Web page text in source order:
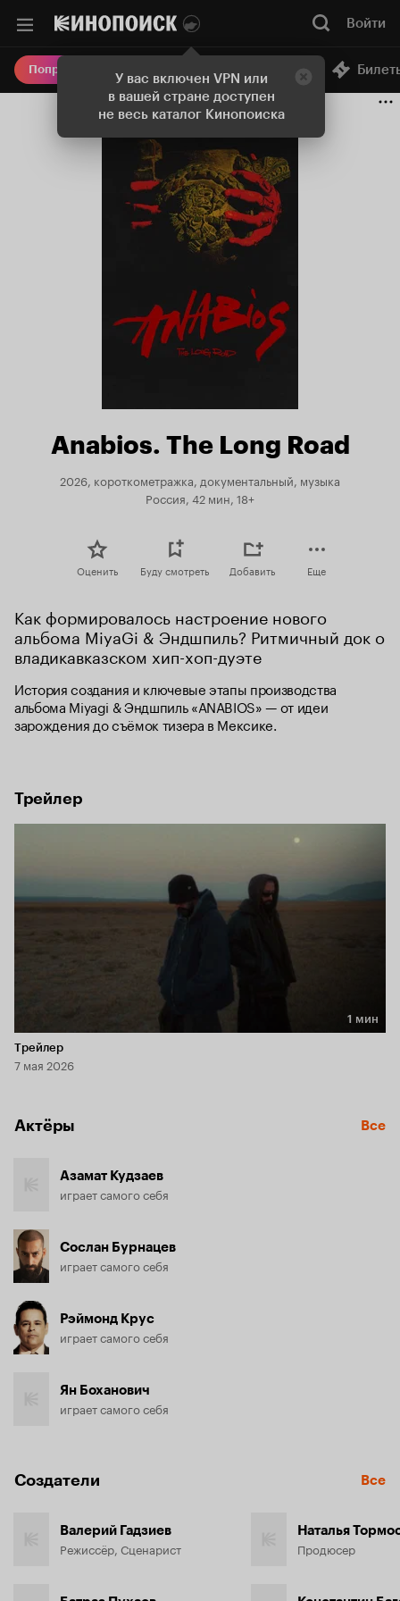
У вас включен VPN или
в вашей стране доступен
не весь каталог Кинопоиска
Войти
Попробовать Плюс Онлайн-кинотеатр
Anabios. The Long Road
2026, короткометражка, документальный, музыка
Россия, 42 мин, 18+
Оценить Буду смотреть Добавить Еще
Как формировалось настроение нового
альбома MiyaGi & Эндшпиль? Ритмичный док о
владикавказском хип-хоп-дуэте
История создания и ключевые этапы производства
альбома Miyagi & Эндшпиль «ANABIOS» — от идеи
зарождения до съёмок тизера в Мексике.
Трейлер
Длительность 1 мин
1 мин
Трейлер
7 мая 2026
Актёры Все
Азамат Кудзаев
играет самого себя
Сослан Бурнацев
играет самого себя
Рэймонд Крус
играет самого себя
Ян Боханович
играет самого себя
Создатели Все
Валерий Гадзиев
Режиссёр, Сценарист
Наталья
Продюсер